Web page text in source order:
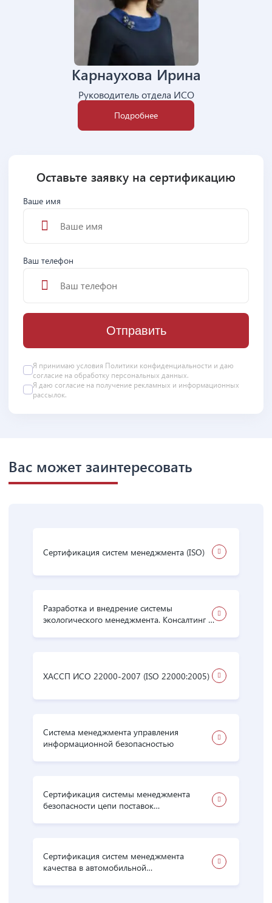
Карнаухова Ирина
Руководитель отдела ИСО
Подробнее
Оставьте заявку на сертификацию
Ваше имя
Ваш телефон
Отправить
Я принимаю условия Политики конфиденциальности и даю
согласие на обработку персональных данных.
Я даю согласие на получение рекламных и информационных
рассылок.
Вас может заинтересовать
Сертификация систем менеджмента (ISO)
Разработка и внедрение системы
экологического менеджмента. Консалтинг в
ХАССП ИСО 22000-2007 (ISO 22000:2005)
Система менеджмента управления
информационной безопасностью
Сертификация системы менеджмента
безопасности цепи поставок
Сертификация систем менеджмента
качества в автомобильной